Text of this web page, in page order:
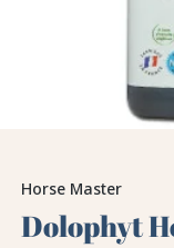
Horse Master
Dolophyt